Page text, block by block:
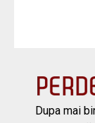
Dupa mai